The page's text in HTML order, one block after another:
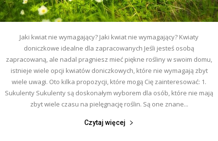
Jaki kwiat nie wymagający? Jaki kwiat nie wymagający? Kwiaty
doniczkowe idealne dla zapracowanych Jeśli jesteś osobą
zapracowaną, ale nadal pragniesz mieć piękne rośliny w swoim domu,
istnieje wiele opcji kwiatów doniczkowych, które nie wymagają zbyt
wiele uwagi. Oto kilka propozycji, które mogą Cię zainteresować: 1.
Sukulenty Sukulenty są doskonałym wyborem dla osób, które nie mają
zbyt wiele czasu na pielęgnację roślin. Są one znane...
Czytaj więcej